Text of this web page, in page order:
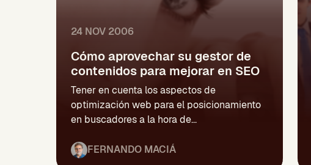
24 NOV 2006
Cómo aprovechar su gestor de
contenidos para mejorar en SEO
Tener en cuenta los aspectos de
optimización web para el posicionamiento
en buscadores a la hora de...
FERNANDO MACIÁ